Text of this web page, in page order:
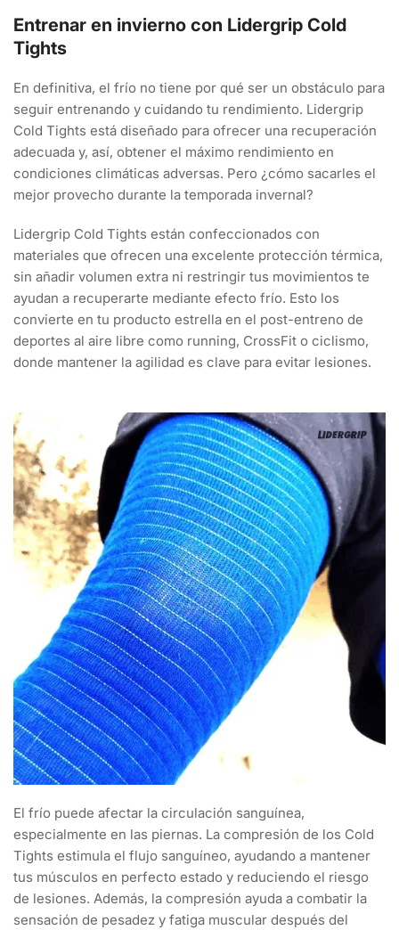
Entrenar en invierno con Lidergrip Cold
Tights
En definitiva, el frío no tiene por qué ser un obstáculo para
seguir entrenando y cuidando tu rendimiento. Lidergrip
Cold Tights está diseñado para ofrecer una recuperación
adecuada y, así, obtener el máximo rendimiento en
condiciones climáticas adversas. Pero ¿cómo sacarles el
mejor provecho durante la temporada invernal?
Lidergrip Cold Tights están confeccionados con
materiales que ofrecen una excelente protección térmica,
sin añadir volumen extra ni restringir tus movimientos te
ayudan a recuperarte mediante efecto frío. Esto los
convierte en tu producto estrella en el post-entreno de
deportes al aire libre como running, CrossFit o ciclismo,
donde mantener la agilidad es clave para evitar lesiones.
El frío puede afectar la circulación sanguínea,
especialmente en las piernas. La compresión de los Cold
Tights estimula el flujo sanguíneo, ayudando a mantener
tus músculos en perfecto estado y reduciendo el riesgo
de lesiones. Además, la compresión ayuda a combatir la
sensación de pesadez y fatiga muscular después del